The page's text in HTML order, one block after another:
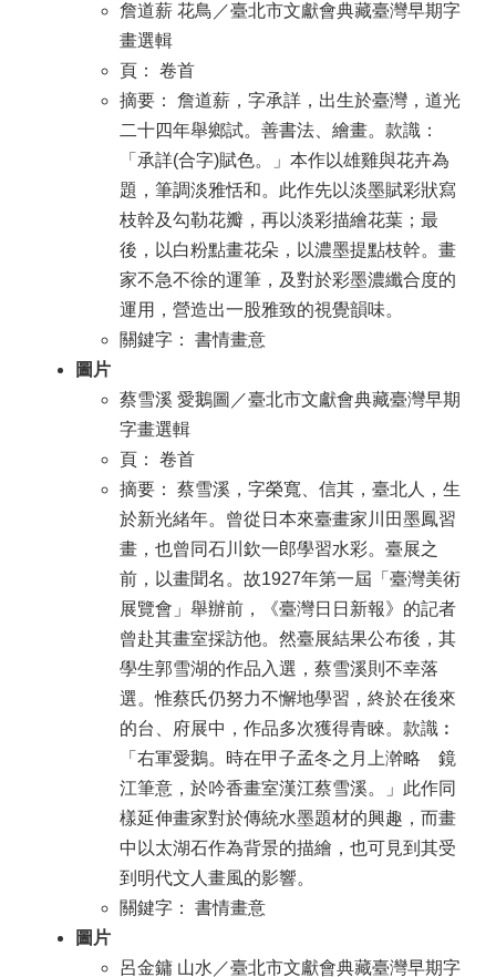
詹道薪 花鳥／臺北市文獻會典藏臺灣早期字
畫選輯
頁： 卷首
摘要： 詹道薪，字承詳，出生於臺灣，道光
二十四年舉鄉試。善書法、繪畫。款識：
「承詳(合字)賦色。」本作以雄雞與花卉為
題，筆調淡雅恬和。此作先以淡墨賦彩狀寫
枝幹及勾勒花瓣，再以淡彩描繪花葉；最
後，以白粉點畫花朵，以濃墨提點枝幹。畫
家不急不徐的運筆，及對於彩墨濃纖合度的
運用，營造出一股雅致的視覺韻味。
關鍵字： 書情畫意
圖片
蔡雪溪 愛鵝圖／臺北市文獻會典藏臺灣早期
字畫選輯
頁： 卷首
摘要： 蔡雪溪，字榮寬、信其，臺北人，生
於新光緒年。曾從日本來臺畫家川田墨鳳習
畫，也曾同石川欽一郎學習水彩。臺展之
前，以畫聞名。故1927年第一屆「臺灣美術
展覽會」舉辦前，《臺灣日日新報》的記者
曾赴其畫室採訪他。然臺展結果公布後，其
學生郭雪湖的作品入選，蔡雪溪則不幸落
選。惟蔡氏仍努力不懈地學習，終於在後來
的台、府展中，作品多次獲得青睞。款識︰
「右軍愛鵝。時在甲子孟冬之月上澣略 鏡
江筆意，於吟香畫室漢江蔡雪溪。」此作同
樣延伸畫家對於傳統水墨題材的興趣，而畫
中以太湖石作為背景的描繪，也可見到其受
到明代文人畫風的影響。
關鍵字： 書情畫意
圖片
呂金鏞 山水／臺北市文獻會典藏臺灣早期字